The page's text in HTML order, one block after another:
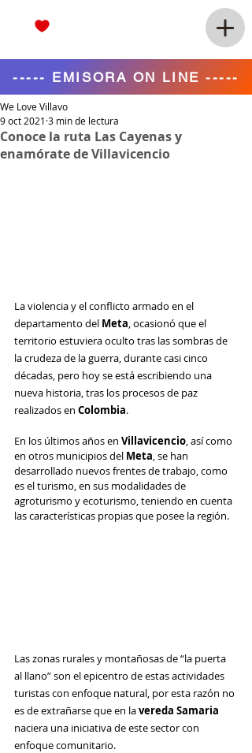
----- EMISORA ON LINE -----
Conoce la ruta Las Cayenas y
enamórate de Villavicencio
We Love Villavo
9 oct 2021 3 min de lectura
La violencia y el conflicto armado en el
departamento del Meta, ocasionó que el
territorio estuviera oculto tras las sombras de
la crudeza de la guerra, durante casi cinco
décadas, pero hoy se está escribiendo una
nueva historia, tras los procesos de paz
realizados en Colombia.
En los últimos años en Villavicencio, así como
en otros municipios del Meta, se han
desarrollado nuevos frentes de trabajo, como
es el turismo, en sus modalidades de
agroturismo y ecoturismo, teniendo en cuenta
las características propias que posee la región.
Las zonas rurales y montañosas de “la puerta
al llano” son el epicentro de estas actividades
turistas con enfoque natural, por esta razón no
es de extrañarse que en la vereda Samaria
naciera una iniciativa de este sector con
enfoque comunitario.